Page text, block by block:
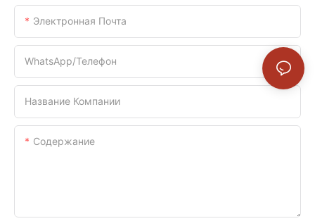
Электронная Почта
WhatsApp/телефон
Название Компании
Содержание